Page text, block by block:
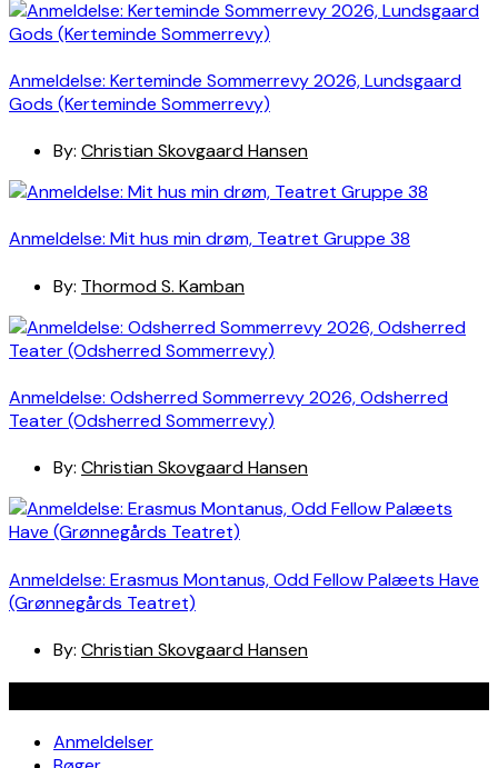
Anmeldelse: Kerteminde Sommerrevy 2026, Lundsgaard
Gods (Kerteminde Sommerrevy)
By: Christian Skovgaard Hansen
Anmeldelse: Mit hus min drøm, Teatret Gruppe 38
By: Thormod S. Kamban
Anmeldelse: Odsherred Sommerrevy 2026, Odsherred
Teater (Odsherred Sommerrevy)
By: Christian Skovgaard Hansen
Anmeldelse: Erasmus Montanus, Odd Fellow Palæets Have
(Grønnegårds Teatret)
By: Christian Skovgaard Hansen
Anmeldelser